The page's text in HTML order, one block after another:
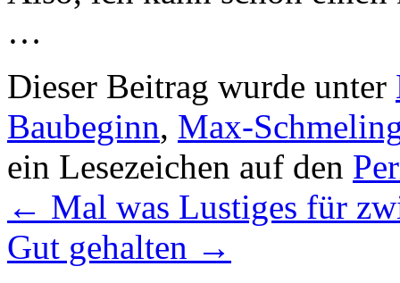
…
Dieser Beitrag wurde unter
Baubeginn, Max-
ein Lesezeichen auf den
← Mal was Lustiges für
Gut gehalten →